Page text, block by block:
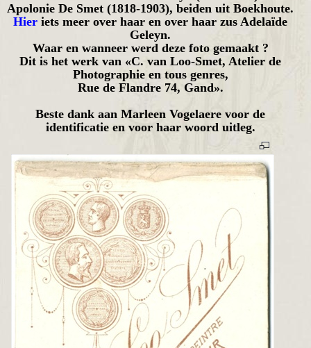
Apolonie De Smet (1818-1903), beiden uit Boekhoute.
Hier iets meer over haar en over haar zus Adelaïde
Geleyn.
Waar en wanneer werd deze foto gemaakt ?
Dit is het werk van «C. van Loo-Smet, Atelier de
Photographie en tous genres,
Rue de Flandre 74, Gand».
Beste dank aan Marleen Vogelaere voor de
identificatie en voor haar woord uitleg.